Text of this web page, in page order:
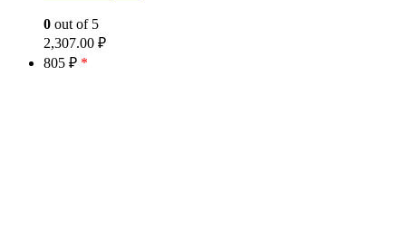
0 out of 5
2,307.00 ₽
805 ₽ *